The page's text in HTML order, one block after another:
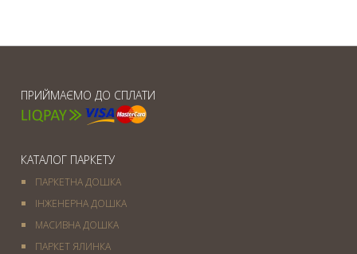
ПРИЙМАЄМО ДО СПЛАТИ
КАТАЛОГ ПАРКЕТУ
ПАРКЕТНА ДОШКА
ІНЖЕНЕРНА ДОШКА
МАСИВНА ДОШКА
ПАРКЕТ ЯЛИНКА